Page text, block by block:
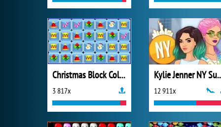
Christmas Block Collapse
3 817x
Kylie
12 911x